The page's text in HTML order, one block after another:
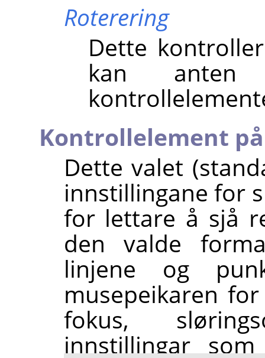
Roterering
Dette
kan
Kontrollelement
Dette valet
innstillingane for
for lettare å sjå
den valde
linjene og
musepeikaren
fokus,
innstillingar